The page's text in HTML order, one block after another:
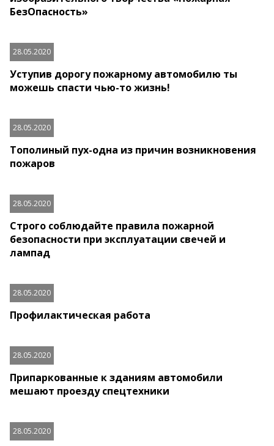
БезОпасность»
28.05.2020
Уступив дорогу пожарному автомобилю ты
можешь спасти чью-то жизнь!
28.05.2020
Тополиный пух-одна из причин возникновения
пожаров
28.05.2020
Строго соблюдайте правила пожарной
безопасности при эксплуатации свечей и
лампад
28.05.2020
Профилактическая работа
28.05.2020
Припаркованные к зданиям автомобили
мешают проезду спецтехники
28.05.2020